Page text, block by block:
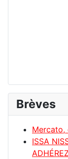
Brèves
Mercato,
ISSA
ADHÉREZ